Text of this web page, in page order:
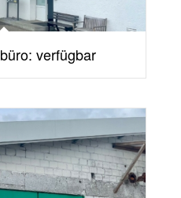
verfügbar